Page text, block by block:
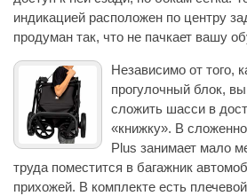
индикацией расположен по центру
продуман так, что не пачкает вашу
Независимо от того,
прогулочный блок,
сложить шасси в
«книжку». В
Plus занимает мало
труда поместится в багажник
прихожей. В комплекте есть